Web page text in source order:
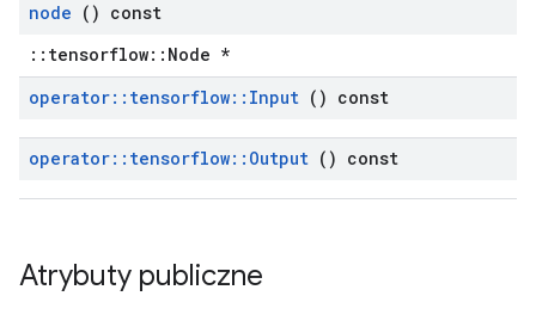
node () const
::tensorflow::Node *
operator:: tensorflow:: Input () const
operator:: tensorflow:: Output () const
Atrybuty publiczne